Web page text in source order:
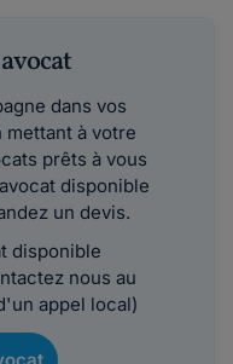
dans vos
à votre
prêts à vous
disponible
un devis.
disponible
nous au
appel local)